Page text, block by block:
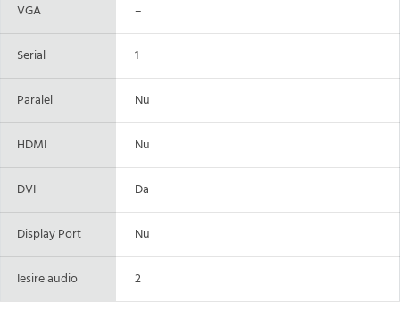
VGA –
Serial 1
Paralel Nu
HDMI Nu
DVI Da
Display Port Nu
Iesire audio 2